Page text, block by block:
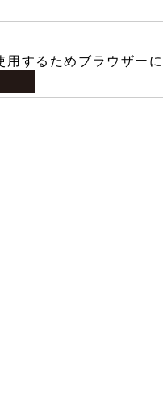
用するためブラウザー